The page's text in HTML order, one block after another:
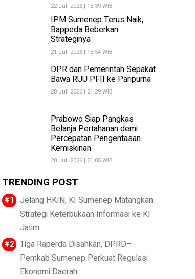
22 Juli 2026 | 13:39 WIB
IPM Sumenep Terus Naik,
Bappeda Beberkan
Strateginya
21 Juli 2026 | 13:54 WIB
DPR dan Pemerintah Sepakat
Bawa RUU PFII ke Paripurna
20 Juli 2026 | 21:29 WIB
Prabowo Siap Pangkas
Belanja Pertahanan demi
Percepatan Pengentasan
Kemiskinan
20 Juli 2026 | 21:05 WIB
TRENDING POST
Jelang HKIN, KI Sumenep Matangkan
Strategi Keterbukaan Informasi ke KI
Jatim
Tiga Raperda Disahkan, DPRD–
Pemkab Sumenep Perkuat Regulasi
Ekonomi Daerah